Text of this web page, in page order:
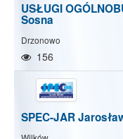
USŁUGI
Sosna
Drzonowo
156
SPEC-JAR